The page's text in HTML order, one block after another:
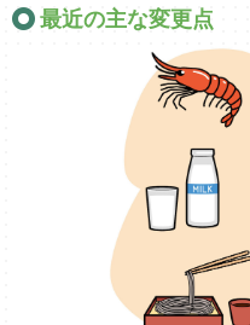
最近の主な変更点